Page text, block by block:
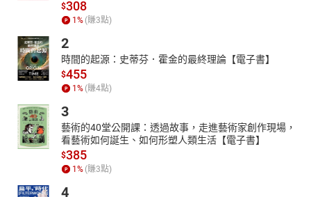
$308
1 % (賺3點)
2
時間的起源：史蒂芬．霍金的最終理論【電子書】
$455
1 % (賺4點)
3
藝術的40堂公開課：透過故事，走進藝術家創作現場，
看藝術如何誕生、如何形塑人類生活【電子書】
$385
1 % (賺3點)
4